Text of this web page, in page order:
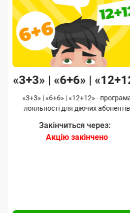
«3+3» | «6+6» |
«3+3» | «6+6» | «12+12» -
лояльності для діючих абонентів
Закінчиться через:
Акцію закінчено